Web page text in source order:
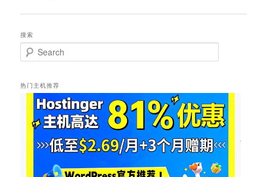
搜索
Search
热门主机推荐